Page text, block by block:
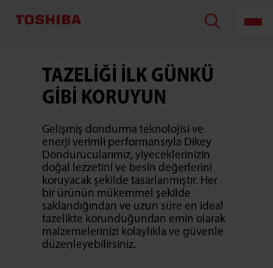
TAZELİĞİ İLK GÜNKÜ
GİBİ KORUYUN
Gelişmiş dondurma teknolojisi ve
enerji verimli performansıyla Dikey
Dondurucularımız, yiyeceklerinizin
doğal lezzetini ve besin değerlerini
koruyacak şekilde tasarlanmıştır. Her
bir ürünün mükemmel şekilde
saklandığından ve uzun süre en ideal
tazelikte korunduğundan emin olarak
malzemelerinizi kolaylıkla ve güvenle
düzenleyebilirsiniz.